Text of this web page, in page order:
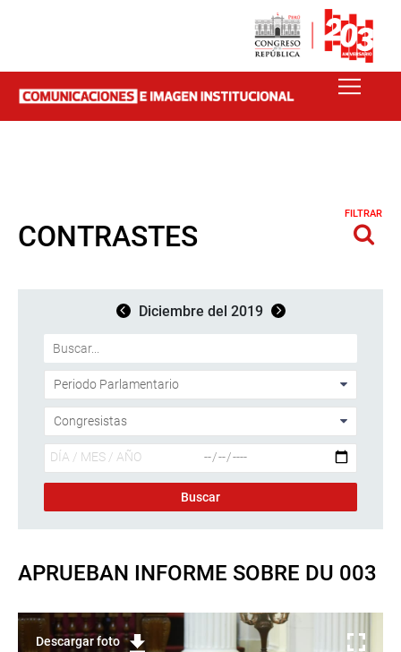
CONTRASTES
FILTRAR
Diciembre del 2019
APRUEBAN INFORME SOBRE DU 003
Descargar foto